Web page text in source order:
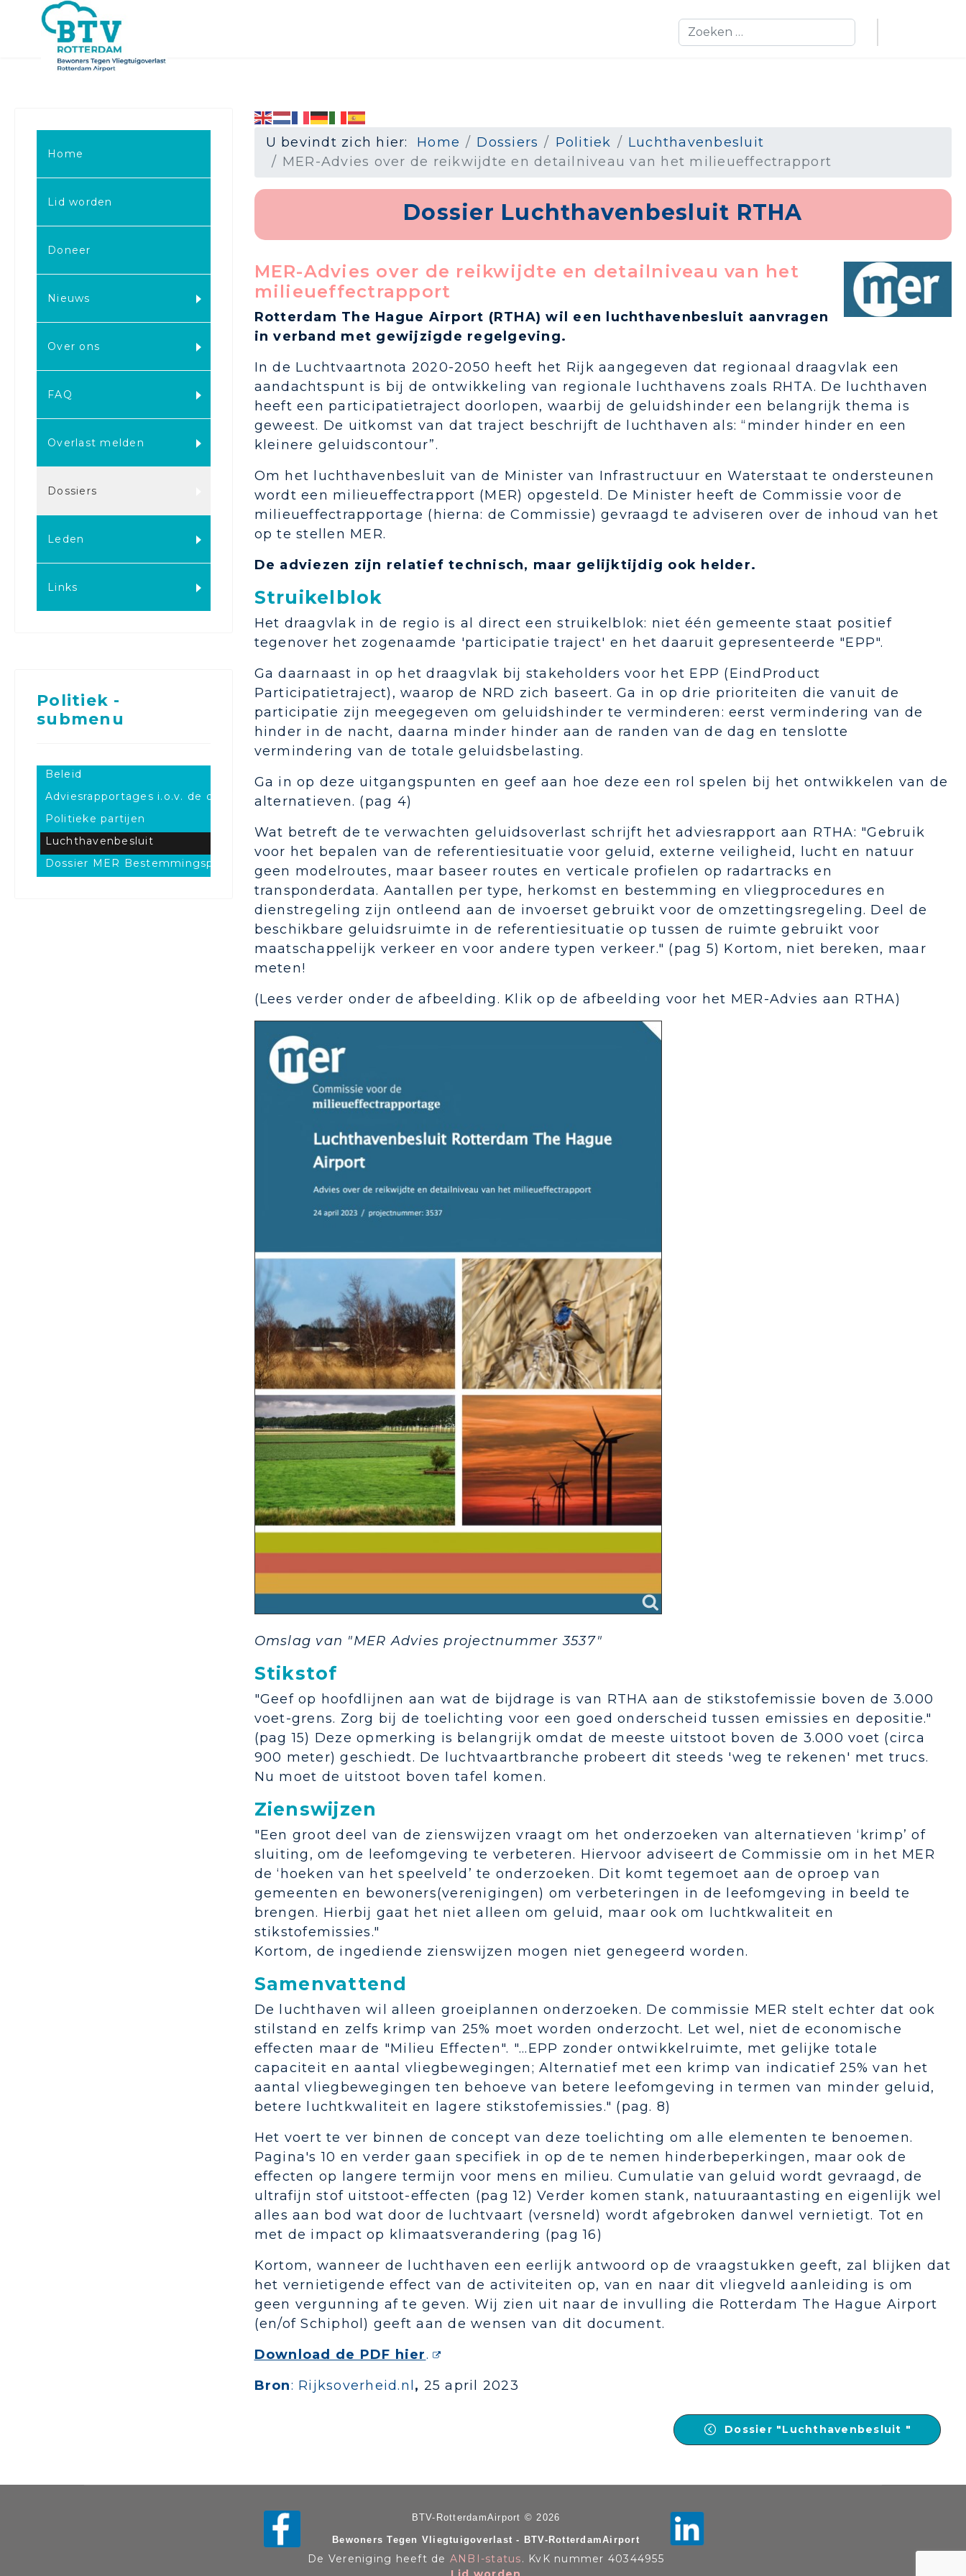
Zoeken
Home
Lid worden
Doneer
Nieuws
Over ons
FAQ
Overlast melden
Dossiers
Leden
Links
Politiek -
submenu
Beleid
Adviesrapportages i.o.v. de overheid
Politieke partijen
Luchthavenbesluit
Dossier MER Bestemmingsplan
U bevindt zich hier: Home Dossiers Politiek
Luchthavenbesluit
MER-Advies over de reikwijdte en detailniveau van het milieueffectrapport
Dossier Luchthavenbesluit RTHA
MER-Advies over de reikwijdte en detailniveau van het
milieueffectrapport
Rotterdam The Hague Airport (RTHA) wil een luchthavenbesluit aanvragen
in verband met gewijzigde regelgeving.
In de Luchtvaartnota 2020-2050 heeft het Rijk aangegeven dat regionaal draagvlak een
aandachtspunt is bij de ontwikkeling van regionale luchthavens zoals RHTA. De luchthaven
heeft een participatietraject doorlopen, waarbij de geluidshinder een belangrijk thema is
geweest. De uitkomst van dat traject beschrijft de luchthaven als: “minder hinder en een
kleinere geluidscontour”.
Om het luchthavenbesluit van de Minister van Infrastructuur en Waterstaat te ondersteunen
wordt een milieueffectrapport (MER) opgesteld. De Minister heeft de Commissie voor de
milieueffectrapportage (hierna: de Commissie) gevraagd te adviseren over de inhoud van het
op te stellen MER.
De adviezen zijn relatief technisch, maar gelijktijdig ook helder.
Struikelblok
Het draagvlak in de regio is al direct een struikelblok: niet één gemeente staat positief
tegenover het zogenaamde 'participatie traject' en het daaruit gepresenteerde "EPP".
Ga daarnaast in op het draagvlak bij stakeholders voor het EPP (EindProduct
Participatietraject), waarop de NRD zich baseert. Ga in op drie prioriteiten die vanuit de
participatie zijn meegegeven om geluidshinder te verminderen: eerst vermindering van de
hinder in de nacht, daarna minder hinder aan de randen van de dag en tenslotte
vermindering van de totale geluidsbelasting.
Ga in op deze uitgangspunten en geef aan hoe deze een rol spelen bij het ontwikkelen van de
alternatieven. (pag 4)
Wat betreft de te verwachten geluidsoverlast schrijft het adviesrapport aan RTHA: "Gebruik
voor het bepalen van de referentiesituatie voor geluid, externe veiligheid, lucht en natuur
geen modelroutes, maar baseer routes en verticale profielen op radartracks en
transponderdata. Aantallen per type, herkomst en bestemming en vliegprocedures en
dienstregeling zijn ontleend aan de invoerset gebruikt voor de omzettingsregeling. Deel de
beschikbare geluidsruimte in de referentiesituatie op tussen de ruimte gebruikt voor
maatschappelijk verkeer en voor andere typen verkeer." (pag 5) Kortom, niet bereken, maar
meten!
(Lees verder onder de afbeelding. Klik op de afbeelding voor het MER-Advies aan RTHA)
Omslag van "MER Advies projectnummer 3537"
Stikstof
"Geef op hoofdlijnen aan wat de bijdrage is van RTHA aan de stikstofemissie boven de 3.000
voet-grens. Zorg bij de toelichting voor een goed onderscheid tussen emissies en depositie."
(pag 15) Deze opmerking is belangrijk omdat de meeste uitstoot boven de 3.000 voet (circa
900 meter) geschiedt. De luchtvaartbranche probeert dit steeds 'weg te rekenen' met trucs.
Nu moet de uitstoot boven tafel komen.
Zienswijzen
"Een groot deel van de zienswijzen vraagt om het onderzoeken van alternatieven ‘krimp’ of
sluiting, om de leefomgeving te verbeteren. Hiervoor adviseert de Commissie om in het MER
de ‘hoeken van het speelveld’ te onderzoeken. Dit komt tegemoet aan de oproep van
gemeenten en bewoners(verenigingen) om verbeteringen in de leefomgeving in beeld te
brengen. Hierbij gaat het niet alleen om geluid, maar ook om luchtkwaliteit en
stikstofemissies."
Kortom, de ingediende zienswijzen mogen niet genegeerd worden.
Samenvattend
De luchthaven wil alleen groeiplannen onderzoeken. De commissie MER stelt echter dat ook
stilstand en zelfs krimp van 25% moet worden onderzocht. Let wel, niet de economische
effecten maar de "Milieu Effecten". "...EPP zonder ontwikkelruimte, met gelijke totale
capaciteit en aantal vliegbewegingen; Alternatief met een krimp van indicatief 25% van het
aantal vliegbewegingen ten behoeve van betere leefomgeving in termen van minder geluid,
betere luchtkwaliteit en lagere stikstofemissies." (pag. 8)
Het voert te ver binnen de concept van deze toelichting om alle elementen te benoemen.
Pagina's 10 en verder gaan specifiek in op de te nemen hinderbeperkingen, maar ook de
effecten op langere termijn voor mens en milieu. Cumulatie van geluid wordt gevraagd, de
ultrafijn stof uitstoot-effecten (pag 12) Verder komen stank, natuuraantasting en eigenlijk wel
alles aan bod wat door de luchtvaart (versneld) wordt afgebroken danwel vernietigt. Tot en
met de impact op klimaatsverandering (pag 16)
Kortom, wanneer de luchthaven een eerlijk antwoord op de vraagstukken geeft, zal blijken dat
het vernietigende effect van de activiteiten op, van en naar dit vliegveld aanleiding is om
geen vergunning af te geven. Wij zien uit naar de invulling die Rotterdam The Hague Airport
(en/of Schiphol) geeft aan de wensen van dit document.
Download de PDF hier.
Bron: Rijksoverheid.nl , 25 april 2023
Dossier "Luchthavenbesluit "
BTV-RotterdamAirport © 2026
Bewoners Tegen Vliegtuigoverlast - BTV-RotterdamAirport
De Vereniging heeft de ANBI-status. KvK nummer 40344955